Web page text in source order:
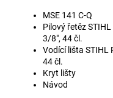
MSE 141 C-Q
Pilový řetěz
3/8", 44 čl.
Vodící lišta STIHL
44 čl.
Kryt lišty
Návod